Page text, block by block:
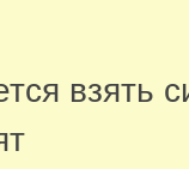
взять